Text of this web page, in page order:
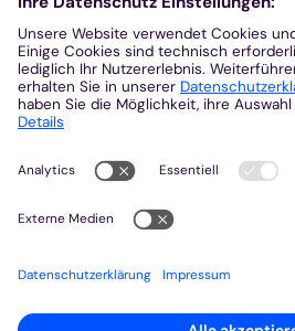
Wir möchten Ihnen ein optimales
Dazu verwenden wir Cookies, die für
Website notwendig sind. Mit Ihrer
auch Cookies und andere
externer Inhalte (Videos über
Soundcloud, Karten über
Statistikzwecken genutzt
beachten Sie, dass auf Basis Ihrer
Weitere Informationen und die
Einwillung finden Sie in unserer
Datenschutzerklärung